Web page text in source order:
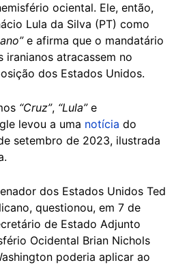
ociental. Ele, então,
Lula da Silva (PT) como
e afirma que o mandatário
iranianos atracassem no
dos Estados Unidos.
“Cruz”, “Lula”e
levou a uma notícia do
setembro de 2023, ilustrada
dos Estados Unidos Ted
questionou, em 7 de
de Estado Adjunto
Ocidental Brian Nichols
poderia aplicar ao